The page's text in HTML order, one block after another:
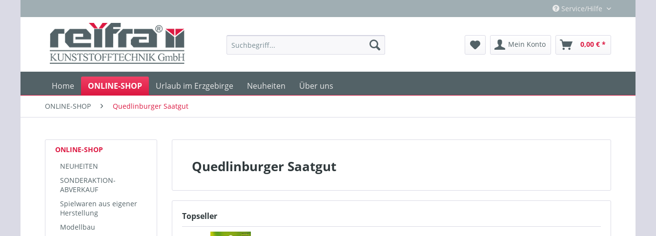
Service/Hilfe
Mein Konto 0,00 € *
Home ONLINE-SHOP Urlaub im Erzgebirge Neuheiten Über uns
ONLINE-SHOP Quedlinburger Saatgut
ONLINE-SHOP
NEUHEITEN
SONDERAKTION-
ABVERKAUF
Spielwaren aus eigener
Herstellung
Modellbau
Quedlinburger Saatgut
Topseller